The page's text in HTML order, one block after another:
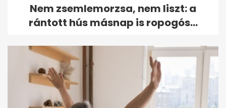
Nem zsemlemorzsa, nem liszt: a
rántott hús másnap is ropogós...